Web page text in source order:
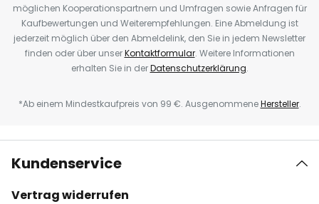
möglichen Kooperationspartnern und Umfragen sowie Anfragen für
Kaufbewertungen und Weiterempfehlungen. Eine Abmeldung ist
jederzeit möglich über den Abmeldelink, den Sie in jedem Newsletter
finden oder über unserKontaktformular. Weitere Informationen
erhalten Sie in derDatenschutzerklärung.
*Ab einem Mindestkaufpreis von 99 €. AusgenommeneHersteller.
Kundenservice
Vertrag widerrufen